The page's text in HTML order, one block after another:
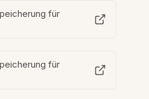
für
für